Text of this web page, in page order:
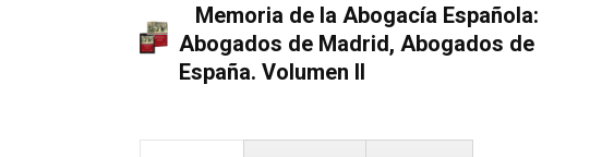
Memoria de la Abogacía Española:
Abogados de Madrid, Abogados de
España. Volumen II